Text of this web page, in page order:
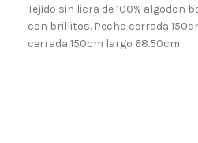
Tejido sin licra de 100% algodon
con brillitos. Pecho cerrada
cerrada 150cm largo 68.50cm